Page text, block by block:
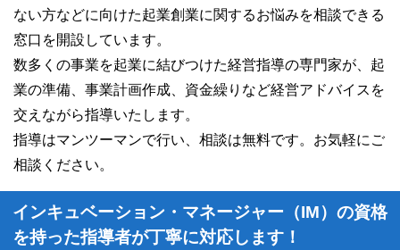
ない方などに向けた起業創業に関するお悩みを相談できる
窓口を開設しています。
数多くの事業を起業に結びつけた経営指導の専門家が、起
業の準備、事業計画作成、資金繰りなど経営アドバイスを
交えながら指導いたします。
指導はマンツーマンで行い、相談は無料です。お気軽にご
相談ください。
インキュベーション・マネージャー（IM）の資格
を持った指導者が丁寧に対応します！